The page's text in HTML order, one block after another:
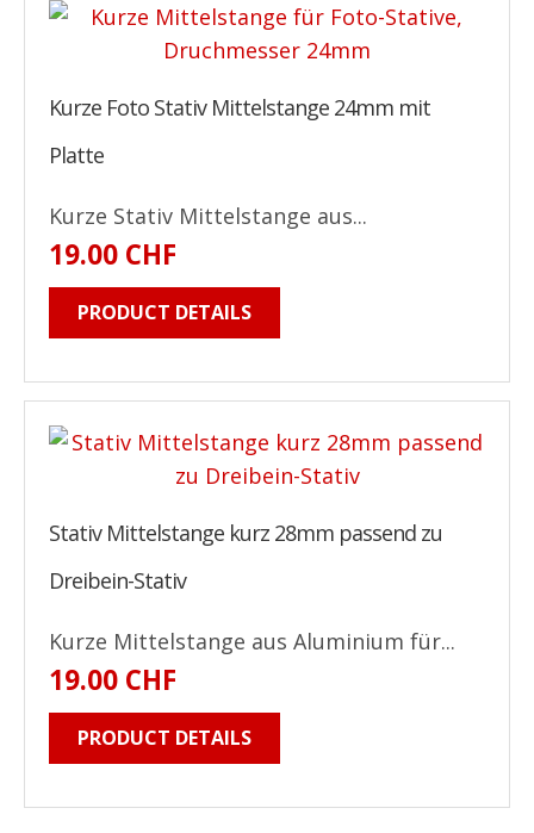
Kurze Foto Stativ Mittelstange 24mm mit
Platte
Kurze Stativ Mittelstange aus...
19.00 CHF
PRODUCT DETAILS
Stativ Mittelstange kurz 28mm passend zu
Dreibein-Stativ
Kurze Mittelstange aus Aluminium für...
19.00 CHF
PRODUCT DETAILS